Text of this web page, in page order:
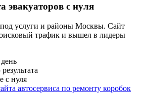
эвакуаторов с нуля
под услуги и районы Москвы. Сайт
трафик и вышел в лидеры
с нуля